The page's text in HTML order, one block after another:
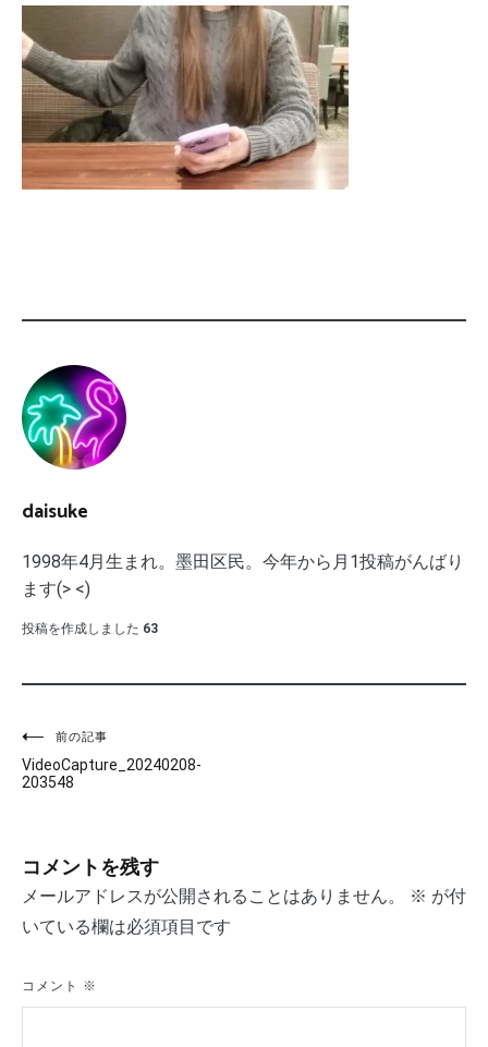
daisuke
1998年4月生まれ。墨田区民。今年から月1投稿がんばり
ます(> <)
投稿を作成しました 63
投
稿
ビ
ゲ
ー
シ
ョ
前の記事
VideoCapture_20240208-
203548
コメントを残す
メールアドレスが公開されることはありません。 ※ が付
いている欄は必須項目です
コメント ※